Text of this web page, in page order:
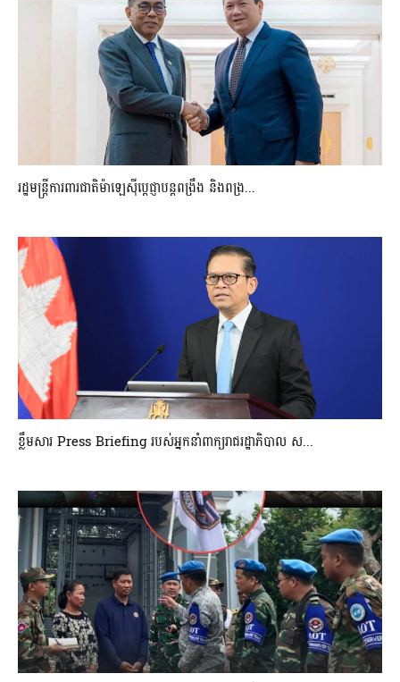
រដ្ឋមន្ត្រីការពារជាតិម៉ាឡេស៊ីប្ដេជ្ញាបន្តពង្រឹង និងពង្រ...
ខ្លឹមសារ Press Briefing របស់អ្នកនាំពាក្យរាជរដ្ឋាភិបាល ស...